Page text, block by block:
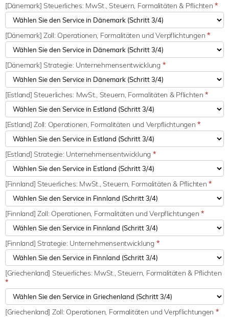
[Dänemark] Steuerliches: MwSt., Steuern, Formalitäten & Pflichten*
[Dänemark] Zoll: Operationen, Formalitäten und Verpflichtungen *
[Dänemark] Strategie: Unternehmensentwicklung *
[Estland] Steuerliches: MwSt., Steuern, Formalitäten & Pflichten*
[Estland] Zoll: Operationen, Formalitäten und Verpflichtungen*
[Estland] Strategie: Unternehmensentwicklung *
[Finnland] Steuerliches: MwSt., Steuern, Formalitäten & Pflichten*
[Finnland] Zoll: Operationen, Formalitäten und Verpflichtungen *
[Finnland] Strategie: Unternehmensentwicklung *
[Griechenland] Steuerliches: MwSt., Steuern, Formalitäten & Pflichten
*
[Griechenland] Zoll: Operationen, Formalitäten und Verpflichtungen *